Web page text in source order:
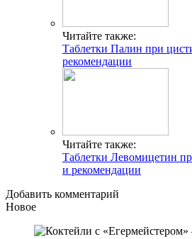
Читайте также:
Таблетки Палин при
рекомендации
Читайте также:
Таблетки Левомицетин
и рекомендации
Добавить комментарий
Новое